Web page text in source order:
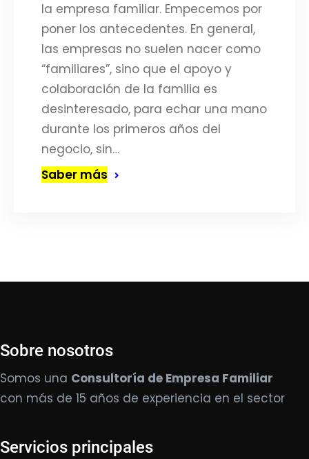
la empresa familiar. Empecemos por
poner los antecedentes. En general,
las empresas no suelen nacer como
“familiares”, sino que el apoyo y
colaboración de la familia es
desinteresado, para echar una mano
durante los primeros años del
negocio, sin…
Saber más
Sobre nosotros
Somos una Consultoría de Empresa Familiar
con más de 15 años de experiencia en el sector
Servicios principales